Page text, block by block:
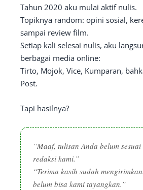
Tahun 2020 aku mulai aktif nulis.
Topiknya random: opini sosial,
sampai review film.
Setiap kali selesai nulis, aku
berbagai media online:
Tirto, Mojok, Vice, Kumparan,
Post.
Tapi hasilnya?
“Maaf, tulisan Anda belum sesuai
redaksi kami.”
“Terima kasih sudah
belum bisa kami tayangkan.”